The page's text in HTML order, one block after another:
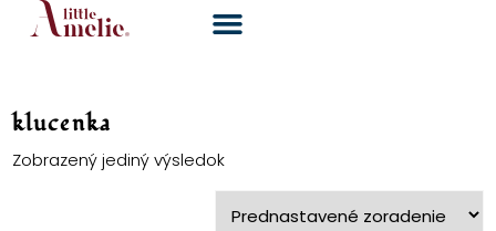
klucenka
Zobrazený jediný výsledok